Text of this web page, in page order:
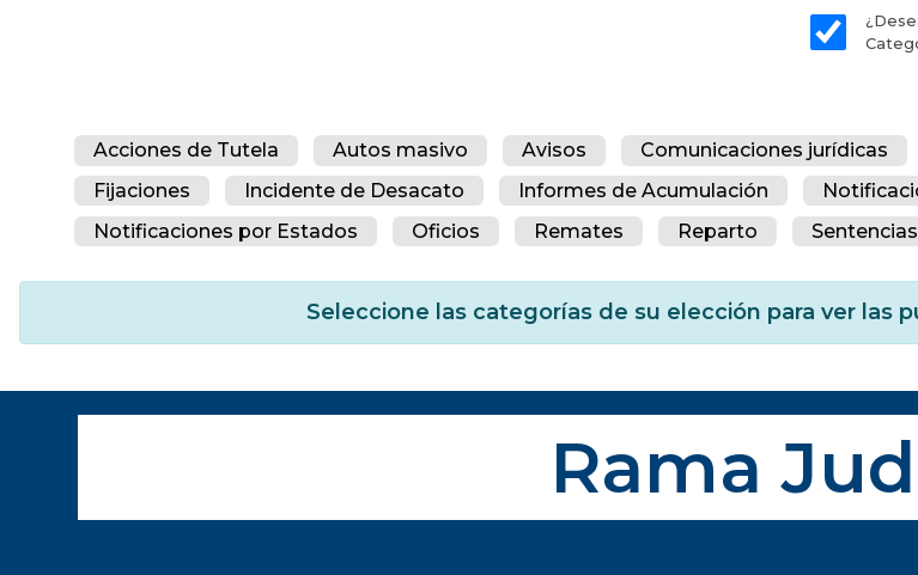
Acciones de Tutela Autos masivo Avisos Comunicaciones jurídicas
Fijaciones
Incidente de Desacato Informes de Acumulación
Notificaciones por Estados
Oficios Remates Reparto Sentencias
Seleccione las categorías de su elección para ver las
Rama